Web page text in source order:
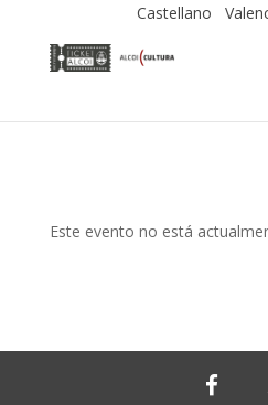
Castellano
Este evento no está